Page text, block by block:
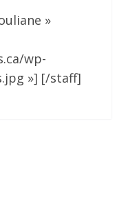
»
wp-
»] [/staff]